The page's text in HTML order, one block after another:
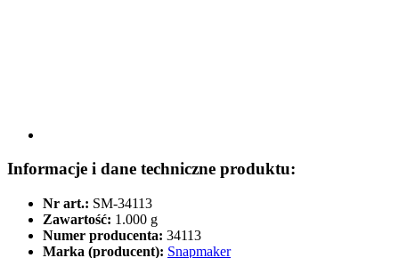
Informacje i dane techniczne produktu:
Nr art.: SM-34113
Zawartość: 1.000 g
Numer producenta: 34113
Marka (producent): Snapmaker